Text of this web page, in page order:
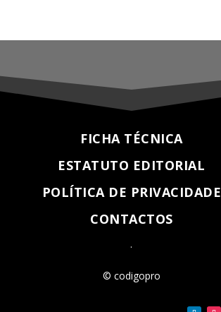
FICHA TÉCNICA
ESTATUTO EDITORIAL
POLÍTICA DE PRIVACIDADE
CONTACTOS
.
© codigopro